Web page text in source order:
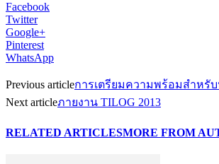
Facebook
Twitter
Google+
Pinterest
WhatsApp
Previous articleการเตรียมความพร้อมสำหรั
Next articleภายงาน TILOG 2013
RELATED ARTICLESMORE FROM